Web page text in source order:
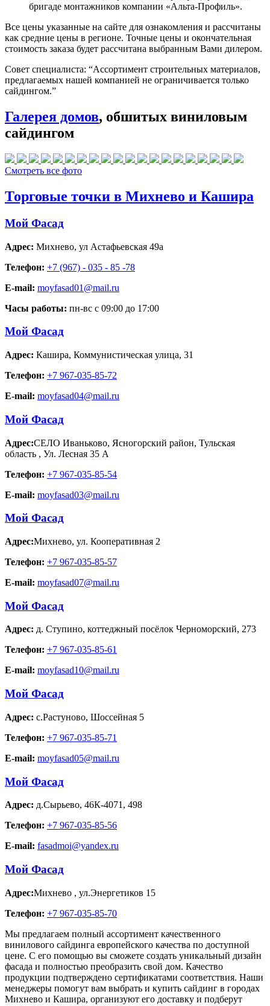
бригаде монтажников компании «Альта-Профиль».
Все цены указанные на сайте для ознакомления и рассчитаны
как средние цены в регионе. Точные цены и окончательная
стоимость заказа будет рассчитана выбранным Вами дилером.
Совет специалиста: “Ассортимент строительных материалов,
предлагаемых нашей компанией не ограничивается только
сайдингом.”
Галерея домов, обшитых виниловым
сайдингом
Смотреть все фото
Торговые точки в Михнево и Кашира
Мой Фасад
Адрес: Михнево, ул Астафьевская 49а
Телефон: +7 (967) - 035 - 85 -78
E-mail: moyfasad01@mail.ru
Часы работы: пн-вс с 09:00 до 17:00
Мой Фасад
Адрес: Кашира, Коммунистическая улица, 31
Телефон: +7 967-035-85-72
E-mail: moyfasad04@mail.ru
Мой Фасад
Адрес:СЕЛО Иваньково, Ясногорский район, Тульская
область , Ул. Лесная 35 А
Телефон: +7 967-035-85-54
E-mail: moyfasad03@mail.ru
Мой Фасад
Адрес:Михнево, ул. Кооперативная 2
Телефон: +7 967-035-85-57
E-mail: moyfasad07@mail.ru
Мой Фасад
Адрес: д. Ступино, коттеджный посёлок Черноморский, 273
Телефон: +7 967-035-85-61
E-mail: moyfasad10@mail.ru
Мой Фасад
Адрес: с.Растуново, Шоссейная 5
Телефон: +7 967-035-85-71
E-mail: moyfasad05@mail.ru
Мой Фасад
Адрес: д.Сырьево, 46К-4071, 498
Телефон: +7 967-035-85-56
E-mail: fasadmoi@yandex.ru
Мой Фасад
Адрес:Михнево , ул.Энергетиков 15
Телефон: +7 967-035-85-70
Мы предлагаем полный ассортимент качественного
винилового сайдинга европейского качества по доступной
цене. С его помощью вы сможете создать уникальный дизайн
фасада и полностью преобразить свой дом. Качество
продукции подтверждено сертификатами соответствия. Наши
менеджеры помогут вам выбрать и купить сайдинг в городах
Михнево и Кашира, организуют его доставку и подберут